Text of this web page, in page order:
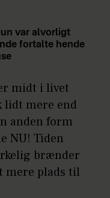
var alvorligt
fortalte hende
midt i livet
lidt mere end
anden form
NU! Tiden
brænder
mere plads til